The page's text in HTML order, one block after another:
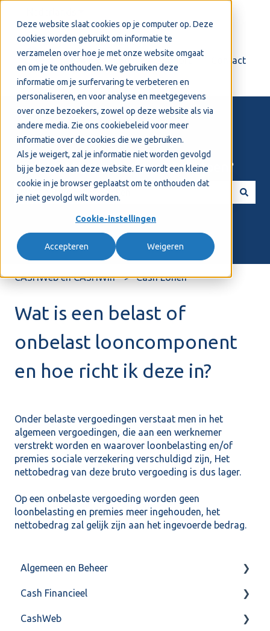
Deze website slaat cookies op je computer op. Deze
cookies worden gebruikt om informatie te
verzamelen over hoe je met onze website omgaat
en om je te onthouden. We gebruiken deze
informatie om je surfervaring te verbeteren en
personaliseren, en voor analyse en meetgegevens
over onze bezoekers, zowel op deze website als via
andere media. Zie ons cookiebeleid voor meer
informatie over de cookies die we gebruiken.
Als je weigert, zal je informatie niet worden gevolgd
bij je bezoek aan deze website. Er wordt een kleine
cookie in je browser geplaatst om te onthouden dat
je niet gevolgd wilt worden.
Cookie-instellingen
Accepteren Weigeren
Support Contact
Welkom! Hoe kunnen we je helpen?
CASHWeb en CASHWin Cash Lonen
Wat is een belast of
onbelast looncomponent
en hoe richt ik deze in?
Onder belaste vergoedingen verstaat men in het
algemeen vergoedingen, die aan een werknemer
verstrekt worden en waarover loonbelasting en/of
premies sociale verzekering verschuldigd zijn, Het
nettobedrag van deze bruto vergoeding is dus lager.
Op een onbelaste vergoeding worden geen
loonbelasting en premies meer ingehouden, het
nettobedrag zal gelijk zijn aan het ingevoerde bedrag.
Algemeen en Beheer
Bank(koppeling)
Import/Export
Cash Financieel
Boekhoud
CashWeb